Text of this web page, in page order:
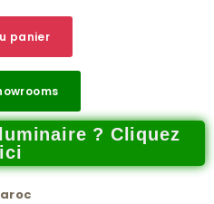
panier
? Cliquez
ici